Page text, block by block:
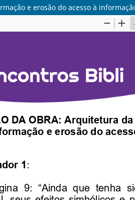
e erosão do acesso à